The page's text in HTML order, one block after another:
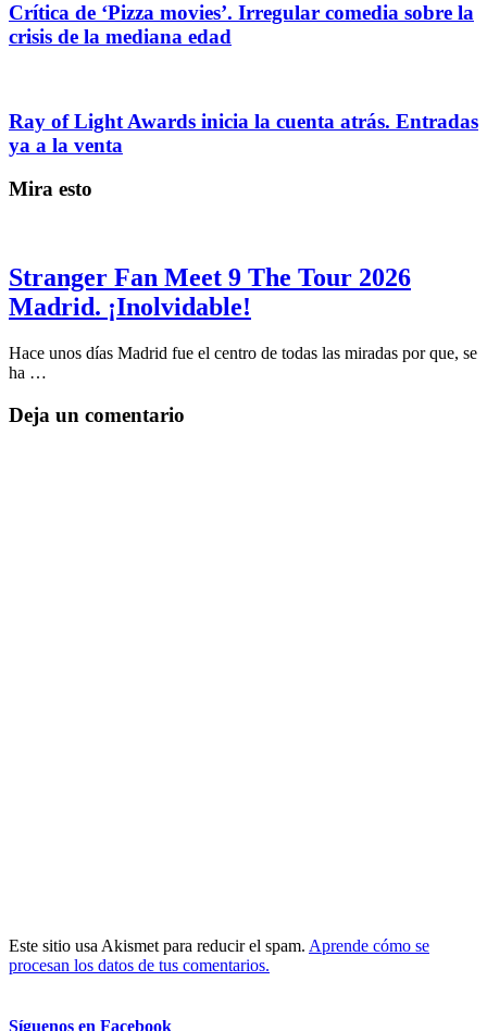
Crítica de ‘Pizza movies’. Irregular comedia sobre la
crisis de la mediana edad
Ray of Light Awards inicia la cuenta atrás. Entradas
ya a la venta
Mira esto
Stranger Fan Meet 9 The Tour 2026
Madrid. ¡Inolvidable!
Hace unos días Madrid fue el centro de todas las miradas por que, se
ha …
Deja un comentario
Este sitio usa Akismet para reducir el spam. Aprende cómo se
procesan los datos de tus comentarios.
Síguenos en Facebook